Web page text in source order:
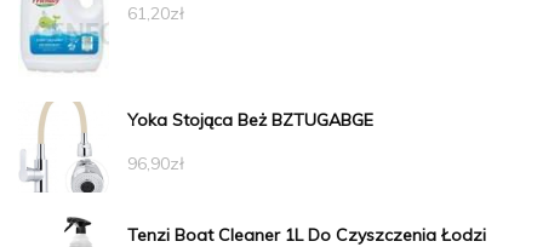
61,20zł
Yoka Stojąca Beż BZTUGABGE
96,90zł
Tenzi Boat Cleaner 1L Do Czyszczenia Łodzi